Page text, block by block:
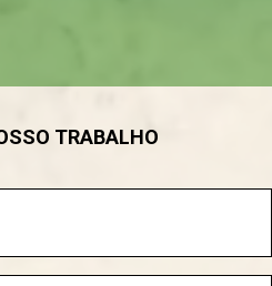
TRABALHO